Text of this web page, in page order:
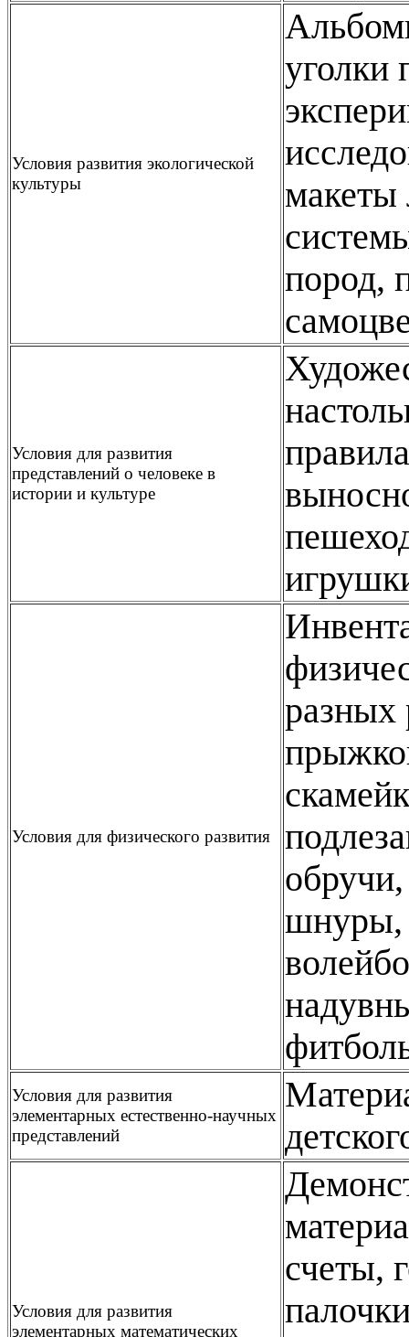
Условия развития экологической
культуры
уголки
макеты
пород,
Условия для развития
представлений о человеке в
истории и культуре
Условия для физического развития
разных
Условия для развития
элементарных естественно-научных
представлений
Условия для развития
элементарных математических
счеты,